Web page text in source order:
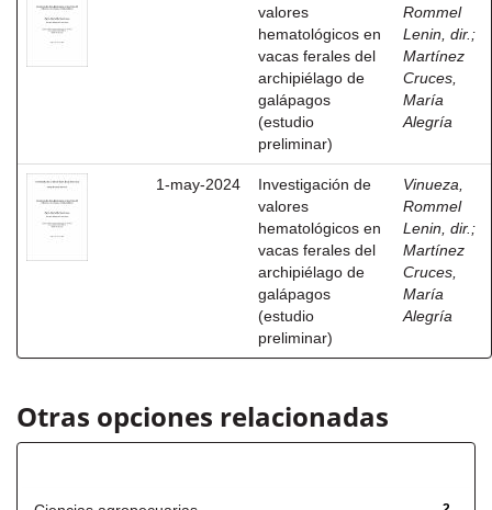
valores
hematológicos en
vacas ferales del
archipiélago de
galápagos
(estudio
preliminar)
Rommel
Lenin, dir. ;
Martínez
Cruces,
María
Alegría
1-may-2024
Investigación de
valores
hematológicos en
vacas ferales del
archipiélago de
galápagos
(estudio
preliminar)
Vinueza,
Rommel
Lenin, dir. ;
Martínez
Cruces,
María
Alegría
Otras opciones relacionadas